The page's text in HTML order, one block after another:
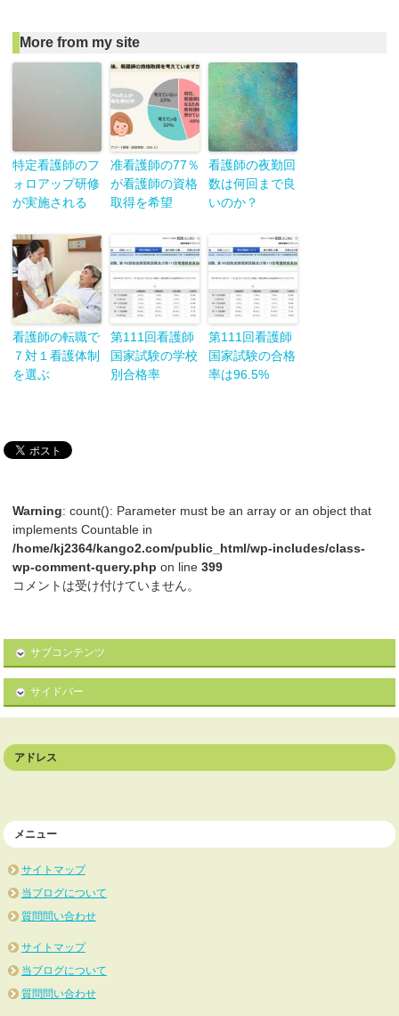
More from my site
特定看護師のフ
ォロアップ研修
が実施される
准看護師の77％
が看護師の資格
取得を希望
看護師の夜勤回
数は何回まで良
いのか？
看護師の転職で
７対１看護体制
を選ぶ
第111回看護師
国家試験の学校
別合格率
第111回看護師
国家試験の合格
率は96.5%
Warning: count(): Parameter must be an array or an object that
implements Countable in
/home/kj2364/kango2.com/public_html/wp-includes/class-
wp-comment-query.php on line399
コメントは受け付けていません。
サブコンテンツ
サイドバー
アドレス
メニュー
サイトマップ
当ブログについて
質問問い合わせ
サイトマップ
当ブログについて
質問問い合わせ